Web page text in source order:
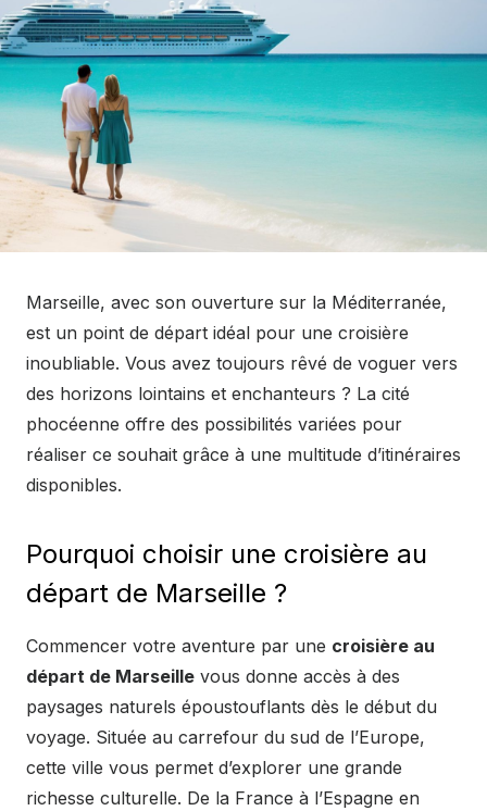
Marseille, avec son ouverture sur la Méditerranée,
est un point de départ idéal pour une croisière
inoubliable. Vous avez toujours rêvé de voguer vers
des horizons lointains et enchanteurs ? La cité
phocéenne offre des possibilités variées pour
réaliser ce souhait grâce à une multitude d’itinéraires
disponibles.
Pourquoi choisir une croisière au
départ de Marseille ?
Commencer votre aventure par une croisière au
départ de Marseille vous donne accès à des
paysages naturels époustouflants dès le début du
voyage. Située au carrefour du sud de l’Europe,
cette ville vous permet d’explorer une grande
richesse culturelle. De la France à l’Espagne en